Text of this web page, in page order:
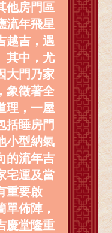
他房門區
流年飛星
越吉，遇
其中，尤
大門乃家
象徵著全
理，一屋
括睡房門
小型納氣
的流年吉
宅運及當
重要啟
單佈陣，
慶堂隆重